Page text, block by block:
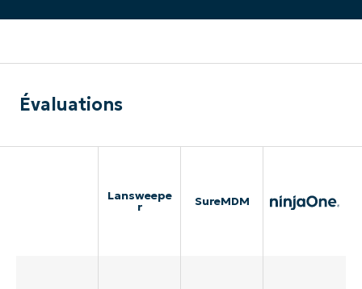
Évaluations
Lansweepe
r SureMDM